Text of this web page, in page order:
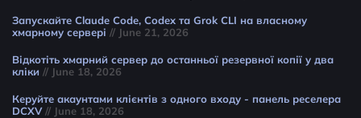
Запускайте Claude Code, Codex та Grok CLI на власному
хмарному сервері // June 21, 2026
Відкотіть хмарний сервер до останньої резервної копії у два
кліки // June 18, 2026
Керуйте акаунтами клієнтів з одного входу - панель реселера
DCXV// June 18, 2026